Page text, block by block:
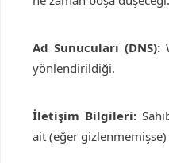
Ad Sunucuları (DNS):
yönlendirildiği.
İletişim Bilgileri:
ait (eğer gizlenmemişse)